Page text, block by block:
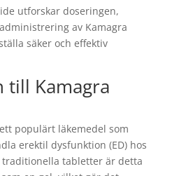
utforskar doseringen,
av Kamagra
säker och effektiv
Kamagra
populärt läkemedel som
erektil dysfunktion (ED) hos
tabletter är detta